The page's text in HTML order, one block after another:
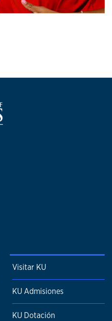
Visitar KU
KU Admisiones
KU Dotación